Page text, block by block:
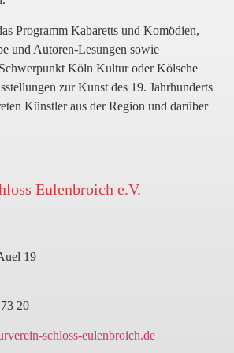
aus.
Informationen zur
der Empfänger-Daten
Sie hier einsehen:
gespeichert
unseren E-Mail-Newsletter
beziehen wollen, so finden
der Newsletter-Empfänger-
austragen können. Sobald
Adresse vollständig und
aus der Empfänger-
und verwahren keinerlei
Programm Kabaretts und Komödien,
und Autoren-Lesungen sowie
Köln Kultur oder Kölsche
zur Kunst des 19. Jahrhunderts
Künstler aus der Region und darüber
Eulenbroich e.V.
19
20
schloss-eulenbroich.de